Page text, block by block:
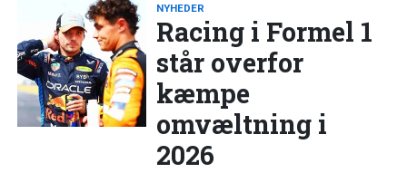
NYHEDER
Racing i Formel 1
står overfor
kæmpe
omvæltning i
2026